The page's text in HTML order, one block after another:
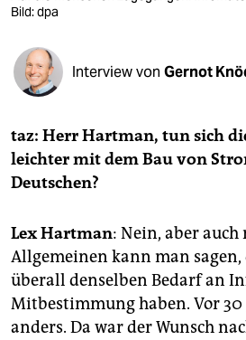
shop
fragen & hilfe
unterstützen
abo
epaper login
Bild: dpa
Interview von Gernot
taz: Herr Hartman, tun sich
leichter mit dem Bau von
Deutschen?
Lex Hartman: Nein, aber
Allgemeinen kann man sagen,
überall denselben Bedarf an
Mitbestimmung haben. Vor 30
anders. Da war der Wunsch